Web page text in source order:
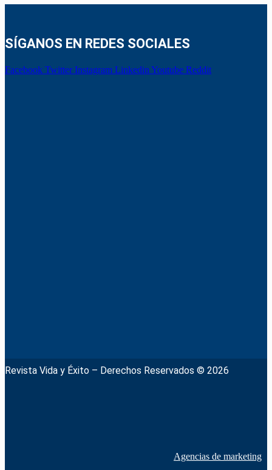
SÍGANOS EN REDES SOCIALES
Facebook Twitter Instagram Linkedin Youtube Reddit
Revista Vida y Éxito – Derechos Reservados © 2026
Agencias de marketing